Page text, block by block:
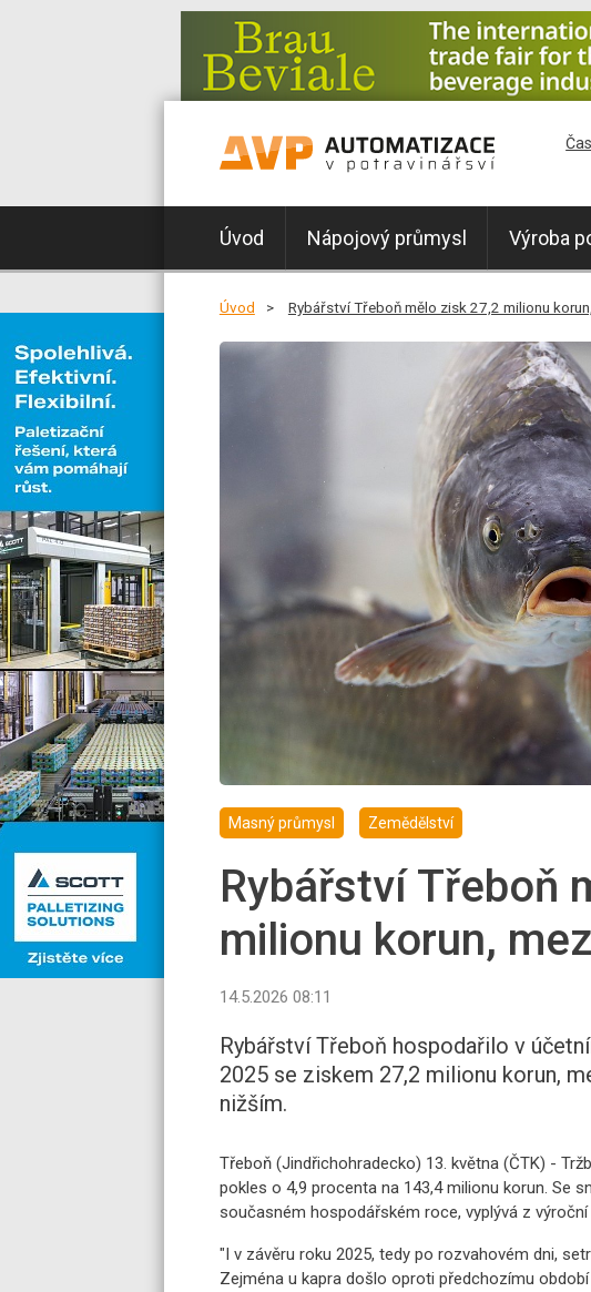
Úvod Nápojový průmysl Výroba
Úvod Rybářství Třeboň mělo zisk 27,2 milionu
Masný průmysl Zemědělství
Rybářství Třeboň
milionu korun,
14.5.2026 08:11
Rybářství Třeboň hospodařilo v
2025 se ziskem 27,2 milionu korun,
nižším.
Třeboň (Jindřichohradecko) 13. května (ČTK) -
pokles o 4,9 procenta na 143,4 milionu korun. Se
současném hospodářském roce, vyplývá z výroční
"I v závěru roku 2025, tedy po rozvahovém dni,
Zejména u kapra došlo oproti předchozímu